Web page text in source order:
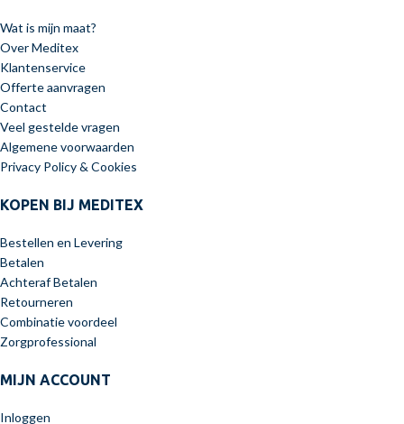
Wat is mijn maat?
Over Meditex
Klantenservice
Offerte aanvragen
Contact
Veel gestelde vragen
Algemene voorwaarden
Privacy Policy & Cookies
KOPEN BIJ MEDITEX
Bestellen en Levering
Betalen
Achteraf Betalen
Retourneren
Combinatie voordeel
Zorgprofessional
MIJN ACCOUNT
Inloggen